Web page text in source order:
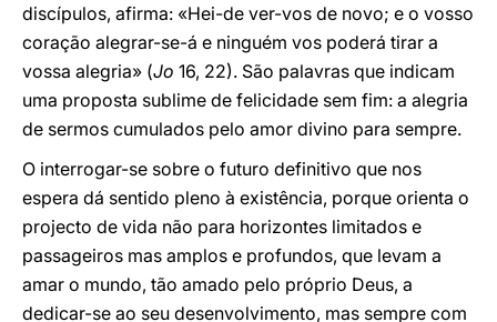
discípulos, afirma: «Hei-de ver-vos de novo; e o vosso
coração alegrar-se-á e ninguém vos poderá tirar a
vossa alegria» (Jo 16, 22). São palavras que indicam
uma proposta sublime de felicidade sem fim: a alegria
de sermos cumulados pelo amor divino para sempre.
O interrogar-se sobre o futuro definitivo que nos
espera dá sentido pleno à existência, porque orienta o
projecto de vida não para horizontes limitados e
passageiros mas amplos e profundos, que levam a
amar o mundo, tão amado pelo próprio Deus, a
dedicar-se ao seu desenvolvimento, mas sempre com